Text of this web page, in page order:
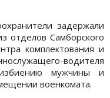
задержали
отделов Самборского
комплектования и
водителя
мужчины и
военкомата.